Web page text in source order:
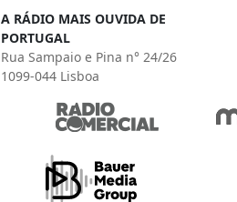
A RÁDIO MAIS OUVIDA DE
PORTUGAL
Rua Sampaio e Pina n° 24/26
1099-044 Lisboa